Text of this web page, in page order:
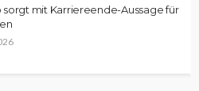
sorgt mit Karriereende-Aussage für